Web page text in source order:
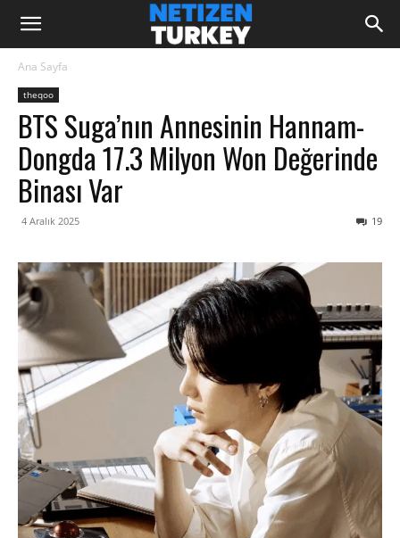
Ana Sayfa
theqoo
BTS Suga’nın Annesinin Hannam-
Dongda 17.3 Milyon Won Değerinde
Binası Var
4 Aralık 2025 19